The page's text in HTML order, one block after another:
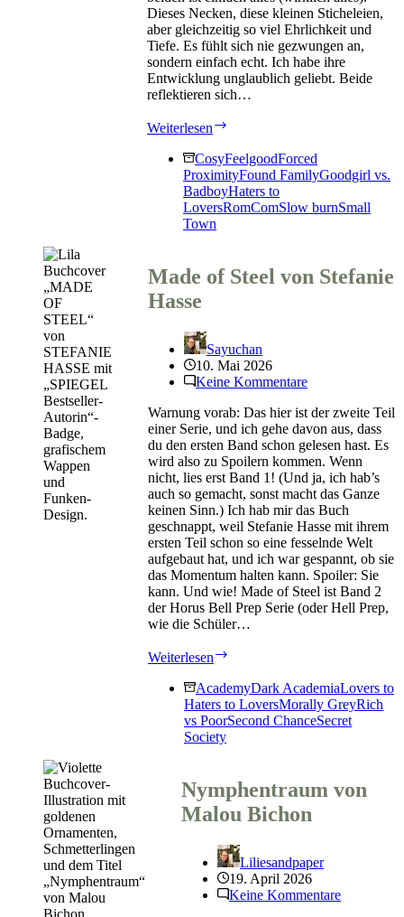
Dieses Necken, diese kleinen Sticheleien,
aber gleichzeitig so viel Ehrlichkeit und
Tiefe. Es fühlt sich nie gezwungen an,
sondern einfach echt. Ich habe ihre
Entwicklung unglaublich geliebt. Beide
reflektieren sich…
Weiterlesen
of
Spring
von
Emma
CosyFeelgoodForced
ProximityFound FamilyGoodgirl vs.
BadboyHaters to
LoversRomComSlow burnSmall
Town
Made of Steel von Stefanie
Hasse
Sayuchan
10. Mai 2026
Keine Kommentare
Warnung vorab: Das hier ist der zweite Teil
einer Serie, und ich gehe davon aus, dass
du den ersten Band schon gelesen hast. Es
wird also zu Spoilern kommen. Wenn
nicht, lies erst Band 1! (Und ja, ich hab’s
auch so gemacht, sonst macht das Ganze
keinen Sinn.) Ich hab mir das Buch
geschnappt, weil Stefanie Hasse mit ihrem
ersten Teil schon so eine fesselnde Welt
aufgebaut hat, und ich war gespannt, ob sie
das Momentum halten kann. Spoiler: Sie
kann. Und wie! Made of Steel ist Band 2
der Horus Bell Prep Serie (oder Hell Prep,
wie die Schüler…
Weiterlesen
Steel
von
Stefanie
AcademyDark AcademiaLovers to
Haters to LoversMorally GreyRich
vs PoorSecond ChanceSecret
Society
Nymphentraum von
Malou Bichon
Liliesandpaper
19. April 2026
Keine Kommentare